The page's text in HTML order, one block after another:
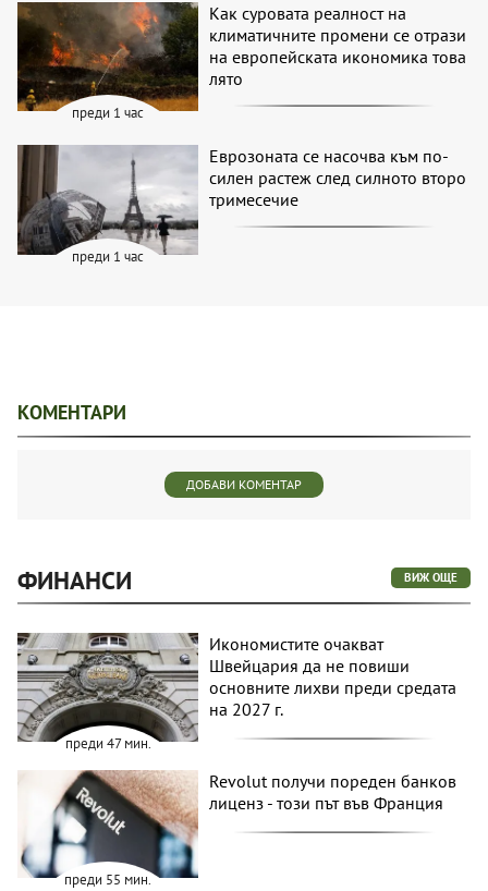
преди 1 час
Как суровата реалност на
климатичните промени се отрази
на европейската икономика това
лято
преди 1 час
Еврозоната се насочва към по-
силен растеж след силното второ
тримесечие
КОМЕНТАРИ
ДОБАВИ КОМЕНТАР
ФИНАНСИ ВИЖ ОЩЕ
преди 47 мин.
Икономистите очакват
Швейцария да не повиши
основните лихви преди средата
на 2027 г.
преди 55 мин.
Revolut получи пореден банков
лиценз - този път във Франция